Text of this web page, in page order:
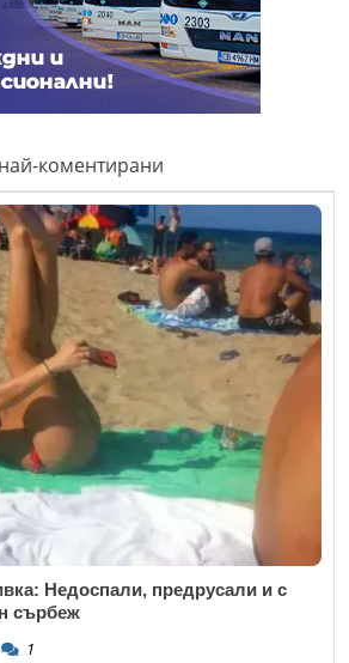
най-коментирани
Недоспали, предрусали и с
сърбеж
1